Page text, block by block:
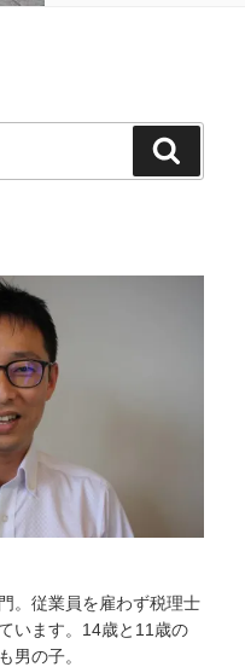
索
。従業員を雇わず税理士
います。14歳と11歳の
男の子。